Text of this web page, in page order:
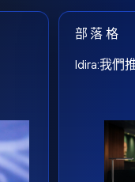
部落格
Idira:我們